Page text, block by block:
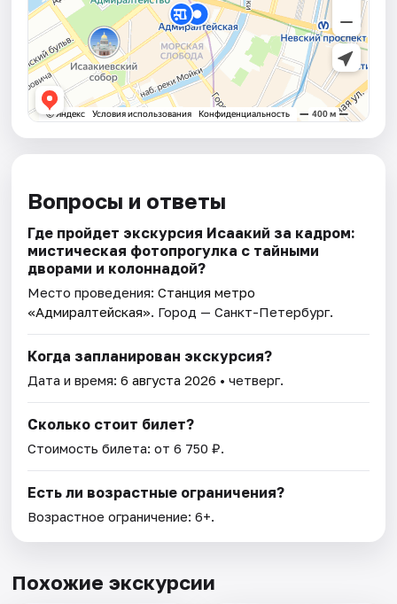
Вопросы и ответы
Где пройдет экскурсия Исаакий за кадром:
мистическая фотопрогулка с тайными
дворами и колоннадой?
Место проведения:Станция метро
«Адмиралтейская». Город — Санкт-Петербург.
Когда запланирован экскурсия?
Дата и время:6 августа 2026 • четверг.
Сколько стоит билет?
Стоимость билета: от 6 750 ₽.
Есть ли возрастные ограничения?
Возрастное ограничение: 6+.
Похожие экскурсии